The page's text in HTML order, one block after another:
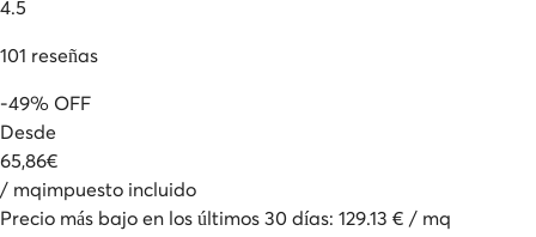
4.5
101 reseñas
-49% OFF
Desde
65,86€
/ mqimpuesto incluido
Precio más bajo en los últimos 30 días: 129.13 € / mq